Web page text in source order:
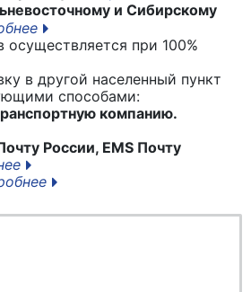
и Сибирскому
осуществляется при 100%
в другой населенный пункт
способами:
компанию.
России, EMS Почту